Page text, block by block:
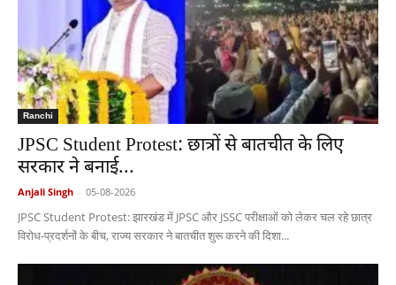
Ranchi
JPSC Student Protest: छात्रों से बातचीत के लिए
सरकार ने बनाई...
Anjali Singh - 05-08-2026
JPSC Student Protest: झारखंड में JPSC और JSSC परीक्षाओं को लेकर चल रहे छात्र
विरोध-प्रदर्शनों के बीच, राज्य सरकार ने बातचीत शुरू करने की दिशा...